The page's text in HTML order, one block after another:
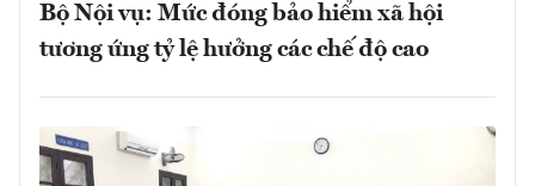
Bộ Nội vụ: Mức đóng bảo hiểm xã hội
tương ứng tỷ lệ hưởng các chế độ cao